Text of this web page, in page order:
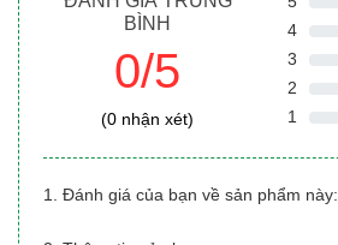
BÌNH
0/5
(0 nhận xét)
4
3
2
1
1. Đánh giá của bạn về sản phẩm này: